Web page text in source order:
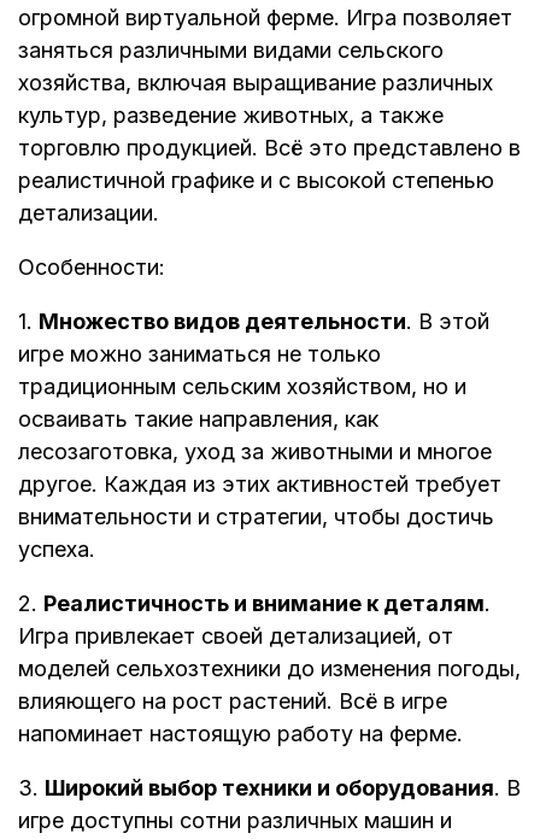
огромной виртуальной ферме. Игра позволяет
заняться различными видами сельского
хозяйства, включая выращивание различных
культур, разведение животных, а также
торговлю продукцией. Всё это представлено в
реалистичной графике и с высокой степенью
детализации.
Особенности:
1. Множество видов деятельности. В этой
игре можно заниматься не только
традиционным сельским хозяйством, но и
осваивать такие направления, как
лесозаготовка, уход за животными и многое
другое. Каждая из этих активностей требует
внимательности и стратегии, чтобы достичь
успеха.
2. Реалистичность и внимание к деталям.
Игра привлекает своей детализацией, от
моделей сельхозтехники до изменения погоды,
влияющего на рост растений. Всё в игре
напоминает настоящую работу на ферме.
3. Широкий выбор техники и оборудования. В
игре доступны сотни различных машин и